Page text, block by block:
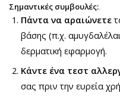
Σημαντικές συμβουλές:
Πάντα να αραιώνετε
βάσης (π.χ.
δερματική εφαρμογή.
Κάντε ένα τεστ
σας πριν την ευρεία